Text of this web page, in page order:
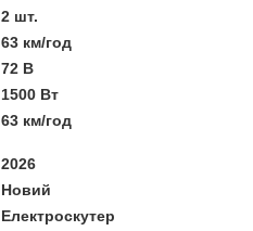
2 шт.
63 км/год
72 В
1500 Вт
63 км/год
2026
Новий
Електроскутер